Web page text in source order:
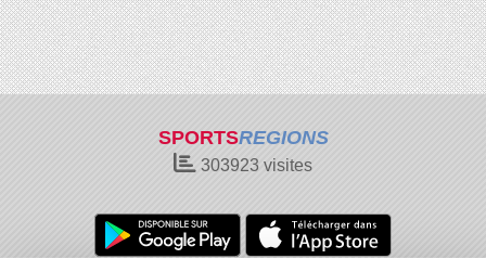
SPORTSREGIONS
303923 visites